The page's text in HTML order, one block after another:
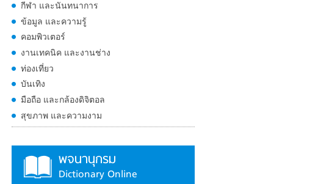
กีฬา และนันทนาการ
ข้อมูล และความรู้
คอมพิวเตอร์
งานเทคนิค และงานช่าง
ท่องเที่ยว
บันเทิง
มือถือ และกล้องดิจิตอล
สุขภาพ และความงาม
พจนานุกรม
Dictionary Online